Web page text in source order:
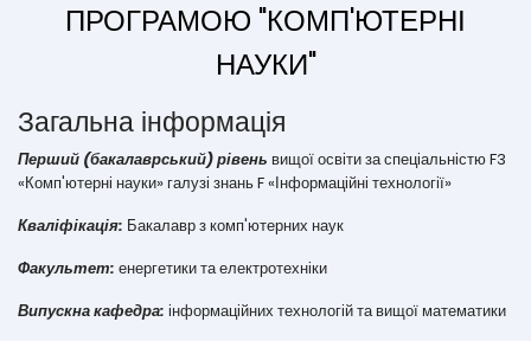
ПРОГРАМОЮ "КОМП'ЮТЕРНІ
НАУКИ"
Загальна інформація
Перший (бакалаврський) рівень вищої освіти за спеціальністю F3
«Комп'ютерні науки» галузі знань F «Інформаційні технології»
Кваліфікація: Бакалавр з комп'ютерних наук
Факультет: енергетики та електротехніки
Випускна кафедра: інформаційних технологій та вищої математики